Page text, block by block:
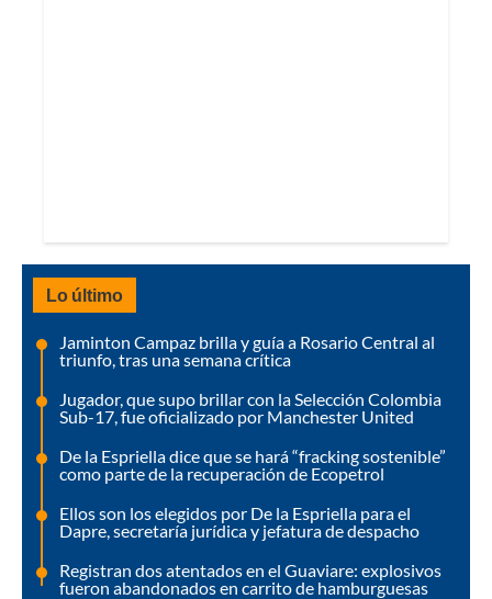
Lo último
Jaminton Campaz brilla y guía a Rosario Central al
triunfo, tras una semana crítica
Jugador, que supo brillar con la Selección Colombia
Sub-17, fue oficializado por Manchester United
De la Espriella dice que se hará “fracking sostenible”
como parte de la recuperación de Ecopetrol
Ellos son los elegidos por De la Espriella para el
Dapre, secretaría jurídica y jefatura de despacho
Registran dos atentados en el Guaviare: explosivos
fueron abandonados en carrito de hamburguesas